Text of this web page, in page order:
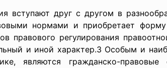
вступают друг с другом в
нормами и приобретает
регулирования
и иной характер.3 Особым и
являются гражданско-правовые